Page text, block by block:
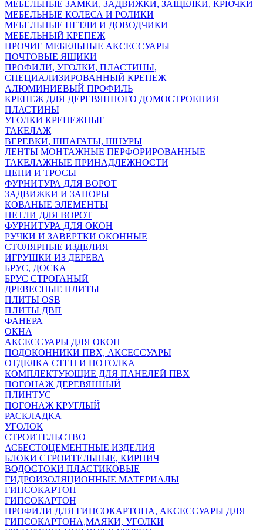
МЕБЕЛЬНЫЕ ЗАМКИ, ЗАДВИЖКИ, ЗАЩЕЛКИ, КРЮЧКИ
МЕБЕЛЬНЫЕ КОЛЕСА И РОЛИКИ
МЕБЕЛЬНЫЕ ПЕТЛИ И ДОВОДЧИКИ
МЕБЕЛЬНЫЙ КРЕПЕЖ
ПРОЧИЕ МЕБЕЛЬНЫЕ АКСЕССУАРЫ
ПОЧТОВЫЕ ЯЩИКИ
ПРОФИЛИ, УГОЛКИ, ПЛАСТИНЫ,
СПЕЦИАЛИЗИРОВАННЫЙ КРЕПЕЖ
АЛЮМИНИЕВЫЙ ПРОФИЛЬ
КРЕПЕЖ ДЛЯ ДЕРЕВЯННОГО ДОМОСТРОЕНИЯ
ПЛАСТИНЫ
УГОЛКИ КРЕПЕЖНЫЕ
ТАКЕЛАЖ
ВЕРЕВКИ, ШПАГАТЫ, ШНУРЫ
ЛЕНТЫ МОНТАЖНЫЕ ПЕРФОРИРОВАННЫЕ
ТАКЕЛАЖНЫЕ ПРИНАДЛЕЖНОСТИ
ЦЕПИ И ТРОСЫ
ФУРНИТУРА ДЛЯ ВОРОТ
ЗАДВИЖКИ И ЗАПОРЫ
КОВАНЫЕ ЭЛЕМЕНТЫ
ПЕТЛИ ДЛЯ ВОРОТ
ФУРНИТУРА ДЛЯ ОКОН
РУЧКИ И ЗАВЕРТКИ ОКОННЫЕ
СТОЛЯРНЫЕ ИЗДЕЛИЯ
ИГРУШКИ ИЗ ДЕРЕВА
БРУС, ДОСКА
БРУС СТРОГАНЫЙ
ДРЕВЕСНЫЕ ПЛИТЫ
ПЛИТЫ OSB
ПЛИТЫ ДВП
ФАНЕРА
ОКНА
АКСЕССУАРЫ ДЛЯ ОКОН
ПОДОКОННИКИ ПВХ, АКСЕССУАРЫ
ОТДЕЛКА СТЕН И ПОТОЛКА
КОМПЛЕКТУЮЩИЕ ДЛЯ ПАНЕЛЕЙ ПВХ
ПОГОНАЖ ДЕРЕВЯННЫЙ
ПЛИНТУС
ПОГОНАЖ КРУГЛЫЙ
РАСКЛАДКА
УГОЛОК
СТРОИТЕЛЬСТВО
АСБЕСТОЦЕМЕНТНЫЕ ИЗДЕЛИЯ
БЛОКИ СТРОИТЕЛЬНЫЕ, КИРПИЧ
ВОДОСТОКИ ПЛАСТИКОВЫЕ
ГИДРОИЗОЛЯЦИОННЫЕ МАТЕРИАЛЫ
ГИПСОКАРТОН
ГИПСОКАРТОН
ПРОФИЛИ ДЛЯ ГИПСОКАРТОНА, АКСЕССУАРЫ ДЛЯ
ГИПСОКАРТОНА,МАЯКИ, УГОЛКИ